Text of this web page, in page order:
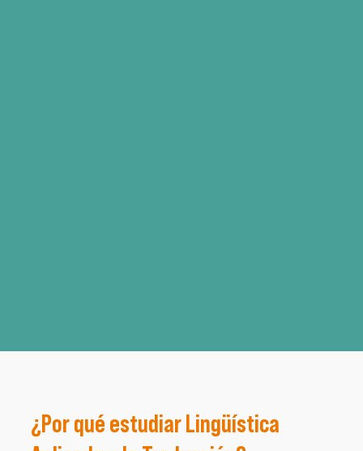
¿Por qué estudiar Lingüística